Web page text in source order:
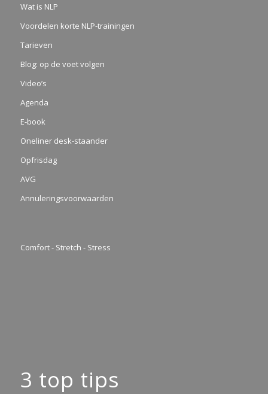
Wat is NLP
Voordelen korte NLP-trainingen
Tarieven
Blog: op de voet volgen
Video’s
Agenda
E-book
Oneliner desk-staander
Opfrisdag
AVG
Annuleringsvoorwaarden
Comfort - Stretch - Stress
3 top tips